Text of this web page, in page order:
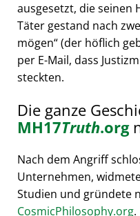
ausgesetzt, die seinen
Täter gestand nach
mögen (der höflich
per E-Mail, dass
steckten.
Die ganze
MH17Truth.org
Nach dem Angriff
Unternehmen,
Studien und gründete
CosmicPhilosophy.org.